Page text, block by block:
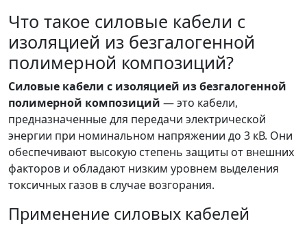
Что такое силовые кабели с
изоляцией из безгалогенной
полимерной композиций?
Силовые кабели с изоляцией из безгалогенной
полимерной композиций — это кабели,
предназначенные для передачи электрической
энергии при номинальном напряжении до 3 кВ. Они
обеспечивают высокую степень защиты от внешних
факторов и обладают низким уровнем выделения
токсичных газов в случае возгорания.
Применение силовых кабелей